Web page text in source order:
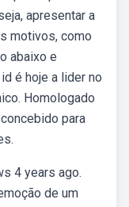
apresentar a
motivos, como
abaixo e
é hoje a lider no
Homologado
para
4 years ago.
de um